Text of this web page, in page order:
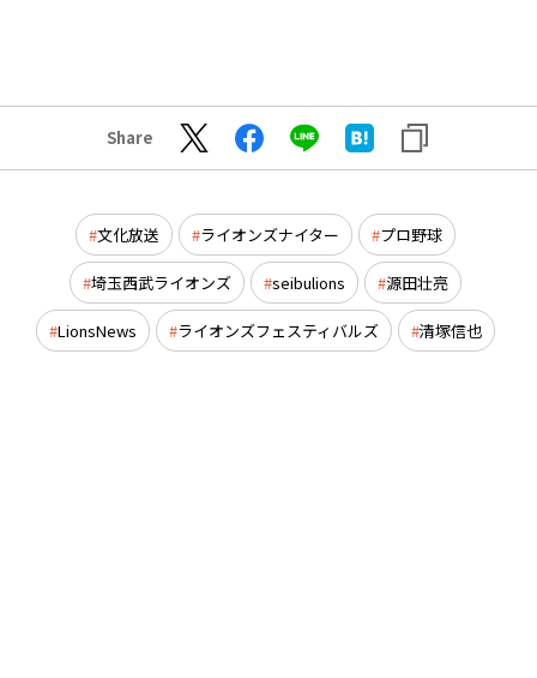
Share
文化放送 ライオンズナイター プロ野球
埼玉西武ライオンズ seibulions 源田壮亮
LionsNews ライオンズフェスティバルズ 清塚信也